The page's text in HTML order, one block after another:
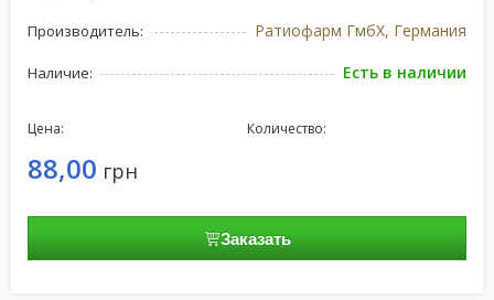
Производитель: Ратиофарм ГмбХ, Германия
Наличие: Есть в наличии
Цена:
88,00 грн
Количество:
Заказать